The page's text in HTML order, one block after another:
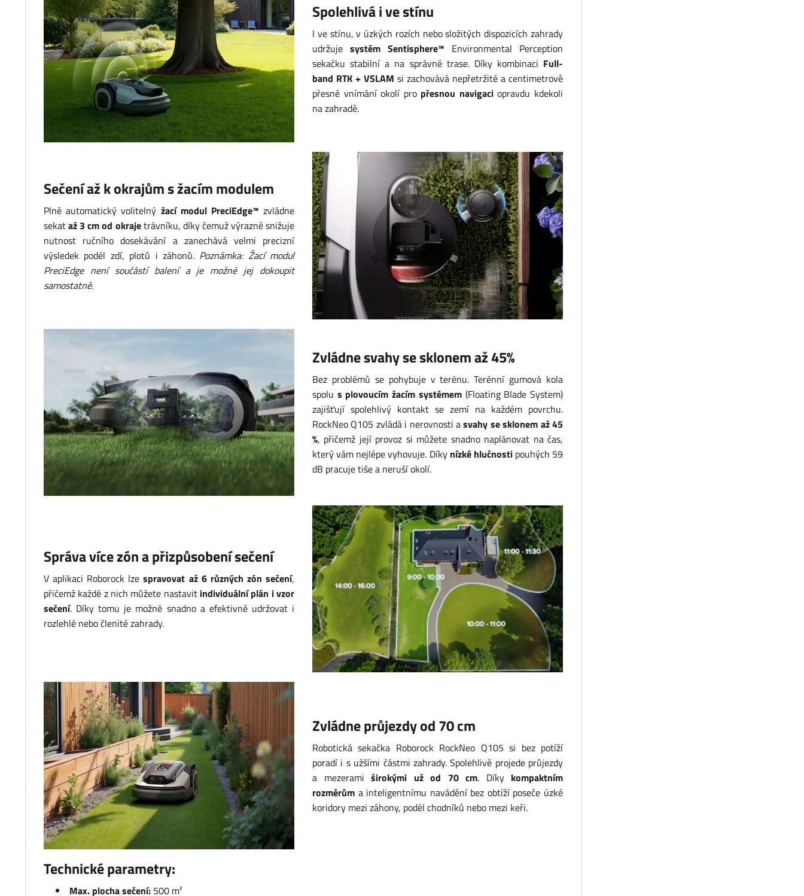
Spolehlivá i ve stínu
I ve stínu, v úzkých rozích nebo složitých dispozicích zahrady
udržuje systém Sentisphere™ Environmental Perception
sekačku stabilní a na správné trase. Díky kombinaci Full-
band RTK + VSLAM si zachovává nepřetržité a centimetrově
přesné vnímání okolí pro přesnou navigaciopravdu kdekoli
na zahradě.
Sečení až k okrajům s žacím modulem
Plně automatický volitelný žací modul PreciEdge™ zvládne
sekataž 3 cm od okrajetrávníku, díky čemuž výrazně snižuje
nutnost ručního dosekávání a zanechává velmi precizní
výsledek podél zdí, plotů i záhonů. Poznámka: Žací modul
PreciEdge není součástí balení a je možné jej dokoupit
samostatně.
Zvládne svahy se sklonem až 45%
Bez problémů se pohybuje v terénu. Terénní gumová kola
spolu s plovoucím žacím systémem(Floating Blade System)
zajišťují spolehlivý kontakt se zemí na každém povrchu.
RockNeo Q105 zvládá i nerovnosti asvahy se sklonem až 45
%, přičemž její provoz si můžete snadno naplánovat na čas,
který vám nejlépe vyhovuje. Díky nízké hlučnostipouhých 59
dB pracuje tiše a neruší okolí.
Správa více zón a přizpůsobení sečení
V aplikaci Roborock lzespravovat až 6 různých zón sečení,
přičemž každé z nich můžete nastavit individuální plán i vzor
sečení. Díky tomu je možné snadno a efektivně udržovat i
rozlehlé nebo členité zahrady.
Zvládne průjezdy od 70 cm
Robotická sekačka Roborock RockNeo Q105 si bez potíží
poradí i s užšími částmi zahrady. Spolehlivě projede průjezdy
a mezerami širokými už od 70 cm. Díky kompaktním
rozměrům a inteligentnímu navádění bez obtíží poseče úzké
koridory mezi záhony, podél chodníků nebo mezi keři.
Technické parametry:
Max. plocha sečení: 500 m²